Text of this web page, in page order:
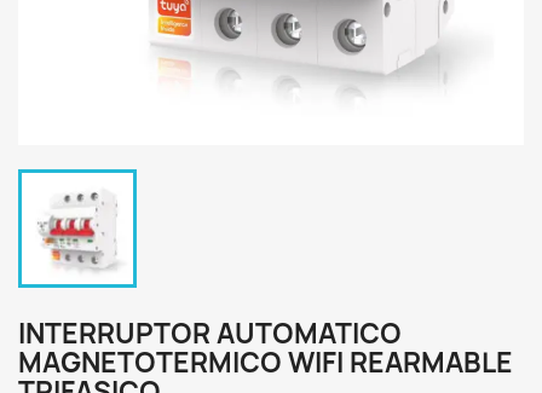
INTERRUPTOR AUTOMATICO
MAGNETOTERMICO WIFI REARMABLE